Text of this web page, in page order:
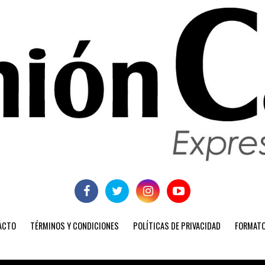
TÉRMINOS Y CONDICIONES POLÍTICAS DE PRIVACIDAD